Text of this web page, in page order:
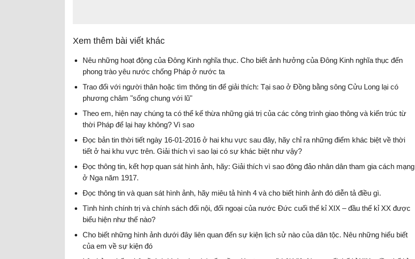
Xem thêm bài viết khác
Nêu những hoạt động của Đông Kinh nghĩa thục. Cho biết ảnh hưởng của Đông Kinh nghĩa thục đến
phong trào yêu nước chống Pháp ở nước ta
Trao đổi với người thân hoặc tìm thông tin để giải thích: Tại sao ở Đồng bằng sông Cửu Long lại có
phương châm "sống chung với lũ"
Theo em, hiện nay chúng ta có thể kế thừa những giá trị của các công trình giao thông và kiến trúc từ
thời Pháp để lại hay không? Vì sao
Đọc bản tin thời tiết ngày 16-01-2016 ở hai khu vực sau đây, hãy chỉ ra những điểm khác biệt về thời
tiết ở hai khu vực trên. Giải thích vì sao lại có sự khác biệt như vậy?
Đọc thông tin, kết hợp quan sát hình ảnh, hãy: Giải thích vì sao đông đảo nhân dân tham gia cách mạng
ở Nga năm 1917.
Đọc thông tin và quan sát hình ảnh, hãy miêu tả hình 4 và cho biết hình ảnh đó diễn tả điều gì.
Tình hình chính trị và chính sách đối nội, đối ngoại của nước Đức cuối thế kỉ XIX – đầu thế kỉ XX được
biểu hiện như thế nào?
Cho biết những hình ảnh dưới đây liên quan đến sự kiện lịch sử nào của dân tộc. Nêu những hiểu biết
của em về sự kiện đó